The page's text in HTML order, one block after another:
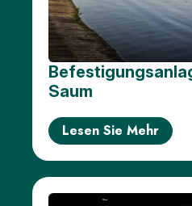
Saum
Lesen Sie Mehr